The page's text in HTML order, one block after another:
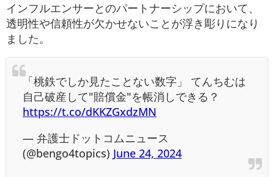
インフルエンサーとのパートナーシップにおいて、
透明性や信頼性が欠かせないことが浮き彫りになり
ました。
「桃鉄でしか見たことない数字」 てんちむは
自己破産して"賠償金"を帳消しできる？
https://t.co/dKKZGxdzMN
— 弁護士ドットコムニュース
(@bengo4topics) June 24, 2024